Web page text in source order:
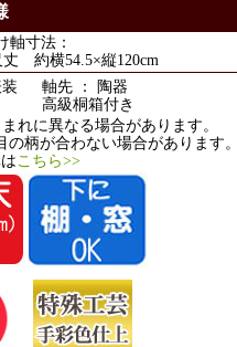
軸寸法：
丈 約横54.5×縦120cm
軸先 ： 陶器
高級桐箱付き
れに異なる場合があります。
柄が合わない場合があります
こちら>>